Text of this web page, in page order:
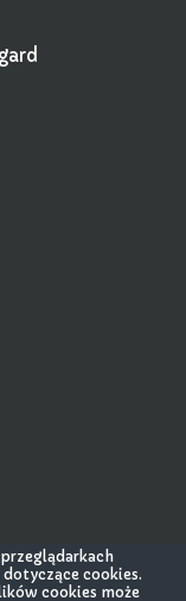
cookies.
cookies może